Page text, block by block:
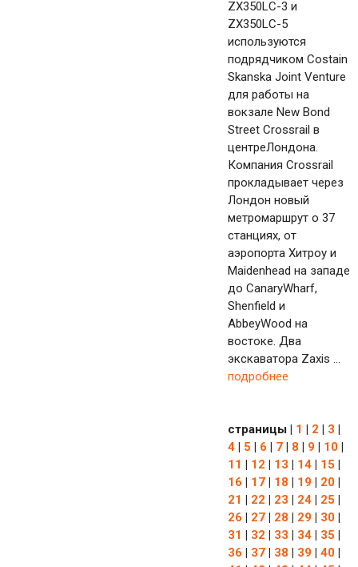
ZX350LC-3 и
ZX350LC-5
используются
подрядчиком Costain
Skanska Joint Venture
для работы на
вокзале New Bond
Street Crossrail в
центреЛондона.
Компания Crossrail
прокладывает через
Лондон новый
метромаршрут о 37
станциях, от
аэропорта Хитроу и
Maidenhead на западе
до CanaryWharf,
Shenfield и
AbbeyWood на
востоке. Два
экскаватора Zaxis ...
подробнее
страницы | 1 | 2 | 3 |
4 | 5 | 6 | 7 | 8 | 9 | 10 |
11 | 12 | 13 | 14 | 15 |
16 | 17 | 18 | 19 | 20 |
21 | 22 | 23 | 24 | 25 |
26 | 27 | 28 | 29 | 30 |
31 | 32 | 33 | 34 | 35 |
36 | 37 | 38 | 39 | 40 |